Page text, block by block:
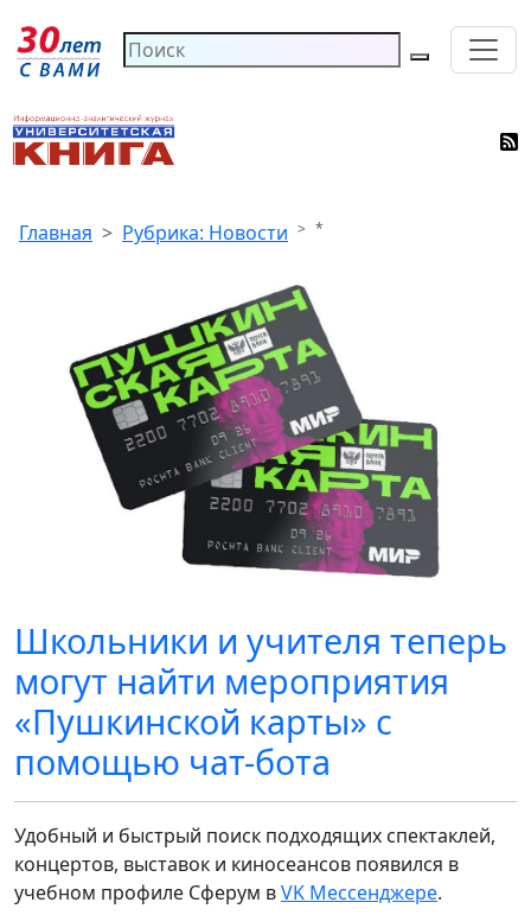
Главная Рубрика: Новости *
Школьники и учителя теперь
могут найти мероприятия
«Пушкинской карты» с
помощью чат-бота
Удобный и быстрый поиск подходящих спектаклей,
концертов, выставок и киносеансов появился в
учебном профиле Сферум вVK Мессенджере.